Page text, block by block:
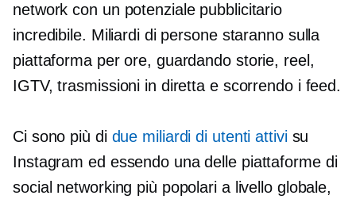
network con un potenziale pubblicitario
incredibile. Miliardi di persone staranno sulla
piattaforma per ore, guardando storie, reel,
IGTV, trasmissioni in diretta e scorrendo i feed.
Ci sono più di due miliardi di utenti attivisu
Instagram ed essendo una delle piattaforme di
social networking più popolari a livello globale,